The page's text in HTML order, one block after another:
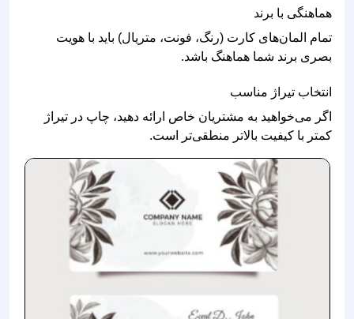
هماهنگی با برند
تمام المان‌های کارت (رنگ، فونت، متریال) باید با هویت
بصری برند شما هماهنگ باشد.
انتخاب تیراژ مناسب
اگر می‌خواهید به مشتریان خاص ارائه دهید، چاپ در تیراژ
کمتر با کیفیت بالاتر منطقی‌تر است.